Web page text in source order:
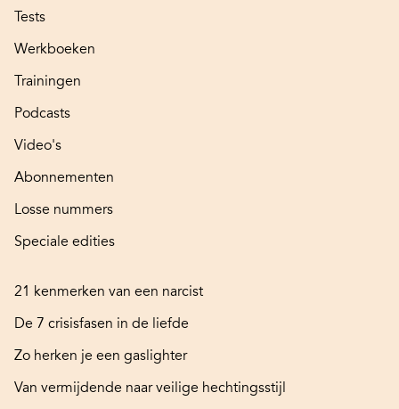
Tests
Werkboeken
Trainingen
Podcasts
Video's
Abonnementen
Losse nummers
Speciale edities
21 kenmerken van een narcist
De 7 crisisfasen in de liefde
Zo herken je een gaslighter
Van vermijdende naar veilige hechtingsstijl